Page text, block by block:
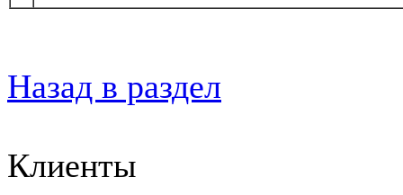
Назад в раздел
Клиенты